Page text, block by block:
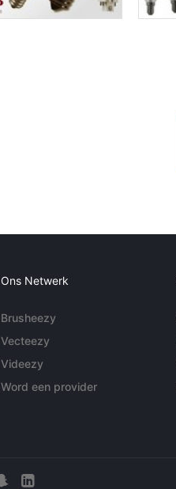
Ons Netwerk
Brusheezy
Vecteezy
Videezy
Word een provider